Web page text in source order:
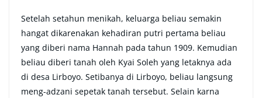
Setelah setahun menikah, keluarga beliau semakin
hangat dikarenakan kehadiran putri pertama beliau
yang diberi nama Hannah pada tahun 1909. Kemudian
beliau diberi tanah oleh Kyai Soleh yang letaknya ada
di desa Lirboyo. Setibanya di Lirboyo, beliau langsung
meng-adzani sepetak tanah tersebut. Selain karna